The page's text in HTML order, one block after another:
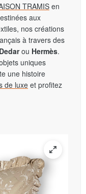
TRAMIS en
aux
nos créations
à travers des
Dedarou Hermès.
uniques
une histoire
de luxe et profitez